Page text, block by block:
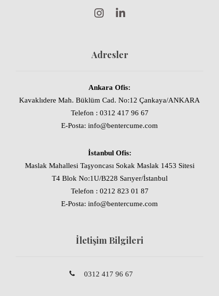
Adresler
Ankara Ofis:
Kavaklıdere Mah. Büklüm Cad. No:12 Çankaya/ANKARA
Telefon : 0312 417 96 67
E-Posta: info@bentercume.com
İstanbul Ofis:
Maslak Mahallesi Taşyoncası Sokak Maslak 1453 Sitesi
T4 Blok No:1U/B228 Sarıyer/İstanbul
Telefon : 0212 823 01 87
E-Posta: info@bentercume.com
İletişim Bilgileri
0312 417 96 67